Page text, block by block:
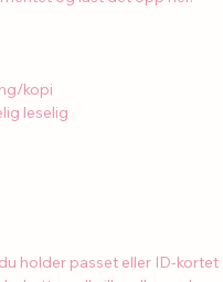
kopi
leselig
holder passet eller ID-kortet